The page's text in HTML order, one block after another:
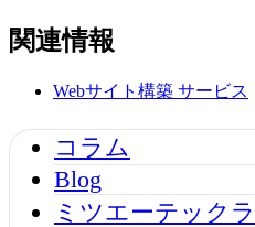
関連情報
Webサイト構築 サービス
コラム
Blog
ミツエーテック